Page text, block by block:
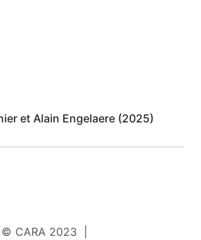
et Alain Engelaere (2025)
© CARA 2023 |